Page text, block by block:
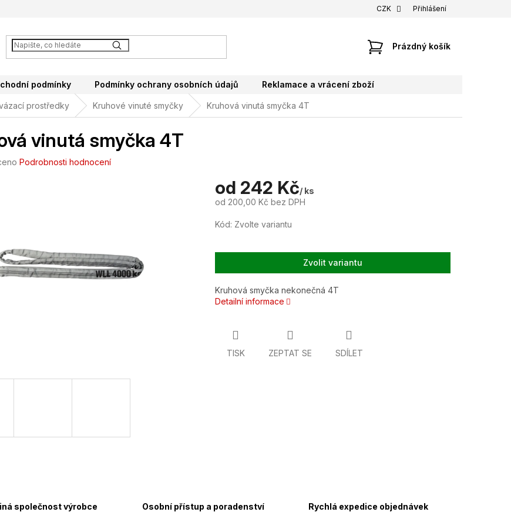
CZK Přihlášení
NÁKUPNÍ
Prázdný košík
podmínky Podmínky ochrany osobních údajů Reklamace a vrácení zboží
prostředky Kruhové vinuté smyčky Kruhová vinutá smyčka 4T
vinutá smyčka 4T
Podrobnosti hodnocení
od 242 Kč/ ks
od 200,00 Kč bez DPH
Měrná
cena:
Kód: Zvolte variantu
Zvolit variantu
Kruhová smyčka nekonečná 4T
Detailní informace
TISK ZEPTAT SE SDÍLET
společnost výrobce Osobní přístup a poradenství Rychlá expedice objednávek